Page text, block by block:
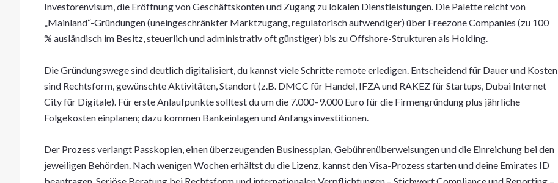
Investorenvisum, die Eröffnung von Geschäftskonten und Zugang zu lokalen Dienstleistungen. Die Palette reicht von
„Mainland“-Gründungen (uneingeschränkter Marktzugang, regulatorisch aufwendiger) über Freezone Companies (zu 100
% ausländisch im Besitz, steuerlich und administrativ oft günstiger) bis zu Offshore-Strukturen als Holding.
Die Gründungswege sind deutlich digitalisiert, du kannst viele Schritte remote erledigen. Entscheidend für Dauer und Kosten
sind Rechtsform, gewünschte Aktivitäten, Standort (z.B. DMCC für Handel, IFZA und RAKEZ für Startups, Dubai Internet
City für Digitale). Für erste Anlaufpunkte solltest du um die 7.000–9.000 Euro für die Firmengründung plus jährliche
Folgekosten einplanen; dazu kommen Bankeinlagen und Anfangsinvestitionen.
Der Prozess verlangt Passkopien, einen überzeugenden Businessplan, Gebührenüberweisungen und die Einreichung bei den
jeweiligen Behörden. Nach wenigen Wochen erhältst du die Lizenz, kannst den Visa-Prozess starten und deine Emirates ID